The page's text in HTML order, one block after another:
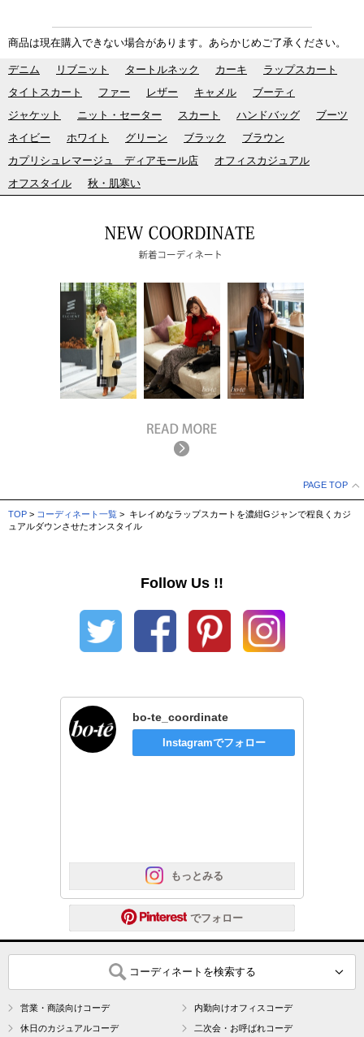
商品は現在購入できない場合があります。あらかじめご了承ください。
デニム リブニット タートルネック カーキ
ラップスカート
タイトスカート
ファー レザー キャメル
ブーティ
ジャケット
ニット・セーター スカート ハンドバッグ
ブーツ
ネイビー
ホワイト グリーン ブラック
ブラウン
カプリシュレマージュ ディアモール店
オフィスカジュアル
オフスタイル
秋・肌寒い
PAGE TOP
TOP > コーディネート一覧 > キレイめなラップスカートを濃紺Gジャンで程良くカジ
ュアルダウンさせたオンスタイル
Follow Us !!
でフォロー
bo-te_coordinate
Instagramでフォロー
もっとみる
コーディネートを検索する
営業・商談向けコーデ 内勤向けオフィスコーデ
休日のカジュアルコーデ 二次会・お呼ばれコーデ